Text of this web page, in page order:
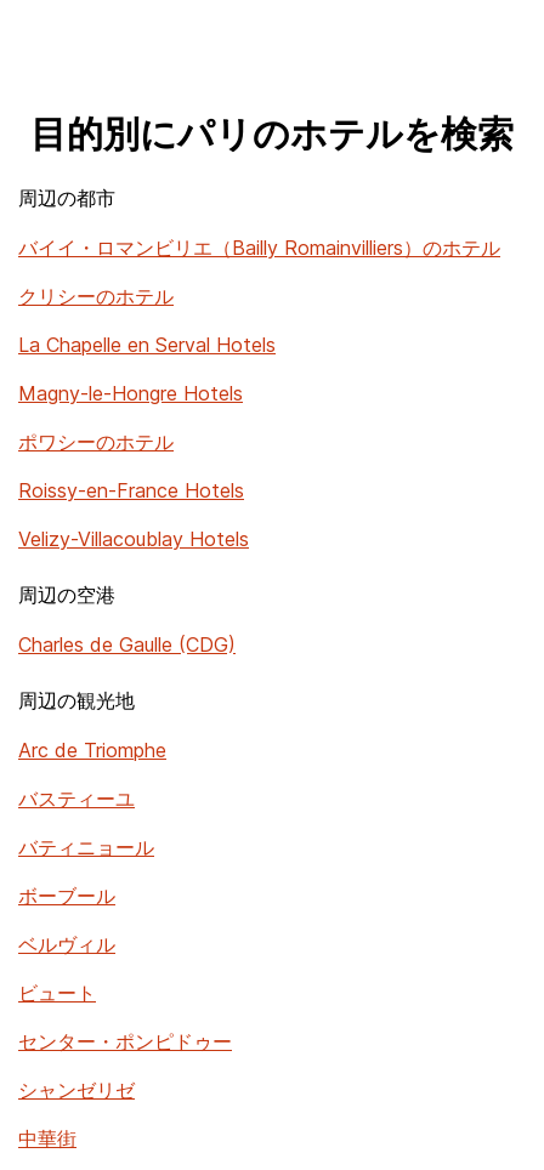
目的別にパリのホテルを検索
周辺の都市
バイイ・ロマンビリエ（Bailly Romainvilliers）のホテル
クリシーのホテル
La Chapelle en Serval Hotels
Magny-le-Hongre Hotels
ポワシーのホテル
Roissy-en-France Hotels
Velizy-Villacoublay Hotels
周辺の空港
Charles de Gaulle (CDG)
周辺の観光地
Arc de Triomphe
バスティーユ
バティニョール
ボーブール
ベルヴィル
ビュート
センター・ポンピドゥー
シャンゼリゼ
中華街